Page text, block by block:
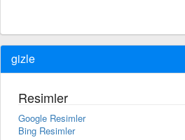
gizle
Resimler
Google Resimler
Bing Resimler